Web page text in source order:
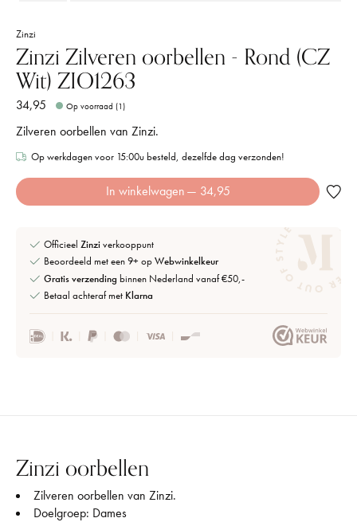
Zinzi
Zinzi Zilveren oorbellen - Rond (CZ
Wit) ZIO1263
34,95 Op voorraad (1)
Zilveren oorbellen van Zinzi.
Op werkdagen voor 15:00u besteld, dezelfde dag verzonden!
In winkelwagen — 34,95
Officieel Zinziverkooppunt
Beoordeeld met een 9+ opWebwinkelkeur
Gratis verzending binnen Nederland vanaf €50,-
Betaal achteraf met Klarna
Zinzi oorbellen
Zilveren oorbellen van Zinzi.
Doelgroep: Dames